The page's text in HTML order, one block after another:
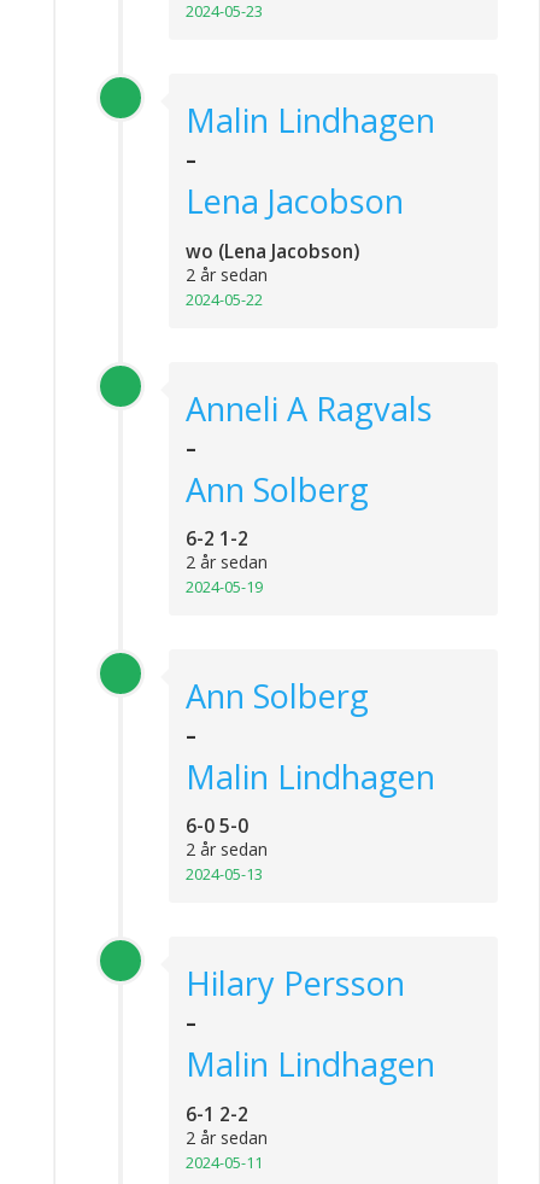
2024-05-23
Malin Lindhagen
-
Lena Jacobson
wo (Lena Jacobson)
2 år sedan
2024-05-22
Anneli A Ragvals
-
Ann Solberg
6-2 1-2
2 år sedan
2024-05-19
Ann Solberg
-
Malin Lindhagen
6-0 5-0
2 år sedan
2024-05-13
Hilary Persson
-
Malin Lindhagen
6-1 2-2
2 år sedan
2024-05-11